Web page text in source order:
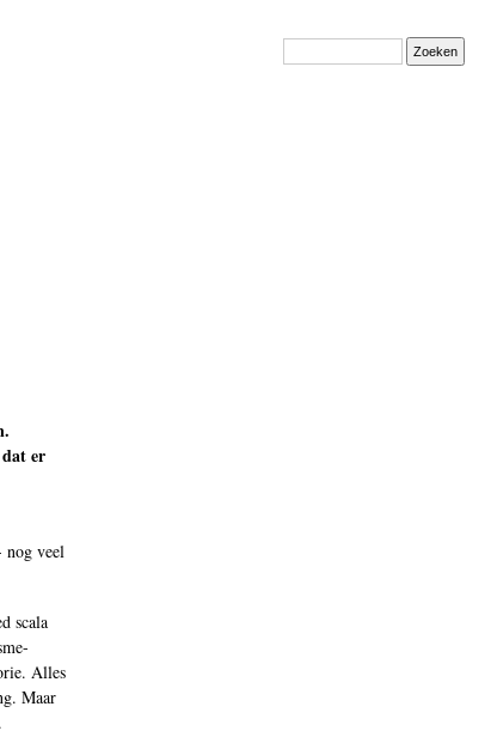
Zoeken
er
nog veel
scala
Alles
Maar